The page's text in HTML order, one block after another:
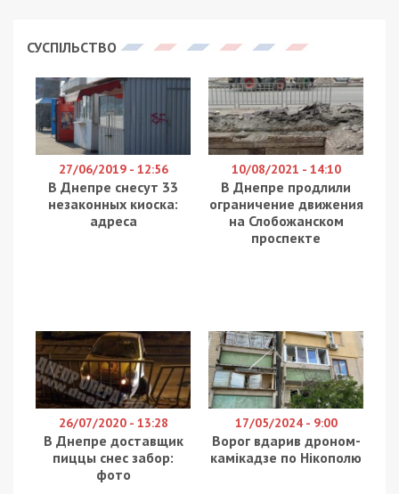
СУСПІЛЬСТВО
27/06/2019 - 12:56
В Днепре снесут 33
незаконных киоска:
адреса
10/08/2021 - 14:10
В Днепре продлили
ограничение движения
на Слобожанском
проспекте
26/07/2020 - 13:28
В Днепре доставщик
пиццы снес забор:
фото
17/05/2024 - 9:00
Ворог вдарив дроном-
камікадзе по Нікополю